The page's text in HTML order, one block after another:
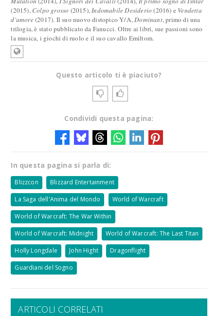
(2015), Colpo grosso (2015),Indomabile Desiderio (2016) e Vendetta
d'amore(2017). Il suo nuovo distopico Y/A,Dominant, primo di una
trilogia, è stato pubblicato da Fanucci. Oltre ai libri, sue passioni sono
la musica, i giochi di ruolo e il suo cavallo Emiltom.
Questo articolo ti è piaciuto?
Condividi questa pagina:
In questa pagina si parla di:
Blizzcon Blizzard Entertainment
La Saga dell'Anima del Mondo World of Warcraft
World of Warcraft: The War Within
World of Warcraft: Midnight World of Warcraft: The Last Titan
Holly Longdale John Hight Dragonflight
Guardiani del Sogno
ARTICOLI CORRELATI